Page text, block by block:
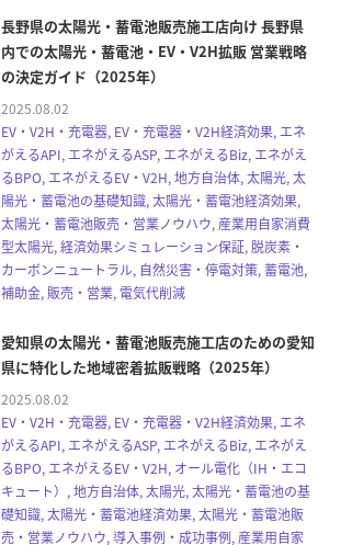
長野県の太陽光・蓄電池販売施工店向け 長野県
内での太陽光・蓄電池・EV・V2H拡販 営業戦略
の決定ガイド（2025年）
2025.08.02
EV・V2H・充電器, EV・充電器・V2H経済効果, エネ
がえるAPI, エネがえるASP, エネがえるBiz, エネがえ
るBPO, エネがえるEV・V2H, 地方自治体, 太陽光, 太
陽光・蓄電池の基礎知識, 太陽光・蓄電池経済効果,
太陽光・蓄電池販売・営業ノウハウ, 産業用自家消費
型太陽光, 経済効果シミュレーション保証, 脱炭素・
カーボンニュートラル, 自然災害・停電対策, 蓄電池,
補助金, 販売・営業, 電気代削減
愛知県の太陽光・蓄電池販売施工店のための愛知
県に特化した地域密着拡販戦略（2025年）
2025.08.02
EV・V2H・充電器, EV・充電器・V2H経済効果, エネ
がえるAPI, エネがえるASP, エネがえるBiz, エネがえ
るBPO, エネがえるEV・V2H, オール電化（IH・エコ
キュート）, 地方自治体, 太陽光, 太陽光・蓄電池の基
礎知識, 太陽光・蓄電池経済効果, 太陽光・蓄電池販
売・営業ノウハウ, 導入事例・成功事例, 産業用自家